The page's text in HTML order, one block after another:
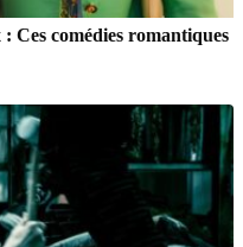
Ces comédies romantiques